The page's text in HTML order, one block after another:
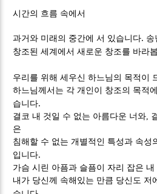
시간의 흐름 속에서
과거와 미래의 중간에 서 있습니다. 송
창조된 세계에서 새로운 창조를 바라
우리를 위해 세우신 하느님의 목적이
하느님께서는 각 개인이 창조의 목적
습니다.
결코 내 것일 수 없는 아름다운 너와,
은
침해할 수 없는 개별적인 특성과 속성
입니다.
가슴 시린 아픔과 슬픔이 자리 잡은
내가 당신께 속해있는 만큼 당신도 저
Sketchbook5, 스
Sketchbook5, 스